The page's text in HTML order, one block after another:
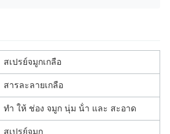
สเปรย์จมูกเกลือ
สารละลายเกลือ
ทํา ให้ ช่อง จมูก นุ่ม น้ํา และ สะอาด
สเปรย์จมูก